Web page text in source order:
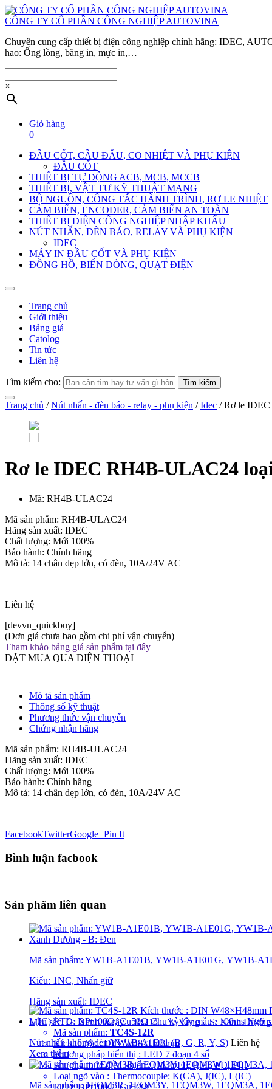
CÔNG TY CỔ PHẦN CÔNG NGHIỆP AUTOVINA
Chuyên cung cấp thiết bị điện công nghiệp chính hãng: IDEC,
hao: Ống lồng, băng in, mực in,…
×
Giỏ hàng
0
ĐẦU CỐT, CẦU ĐẤU, CO NHIỆT VÀ PHỤ KIỆN
ĐẦU CỐT
THIẾT BỊ TỰ ĐỘNG ACB, MCB, MCCB
THIẾT BỊ, VẬT TƯ KỸ THUẬT MẠNG
BỘ NGUỒN, CÔNG TẮC HÀNH TRÌNH, RƠ LE NHIỆT
CẢM BIẾN, ENCODER, CẢM BIẾN AN TOÀN
THIẾT BỊ ĐIỆN CÔNG NGHIỆP NHẬP KHẨU
NÚT NHẤN, ĐÈN BÁO, RELAY VÀ PHỤ KIỆN
IDEC
MÁY IN ĐẦU CỐT VÀ PHỤ KIỆN
ĐỒNG HỒ, BIẾN DÒNG, QUẠT ĐIỆN
Trang chủ
Giới thiệu
Bảng giá
Catolog
Tin tức
Liên hệ
Tìm kiếm cho:
Trang chủ /Nút nhấn - đèn báo - relay - phụ kiện /Idec / Rơ le
Rơ le IDEC RH4B-ULAC24
Mã: RH4B-ULAC24
Mã sản phẩm: RH4B-ULAC24
Hãng sản xuất: IDEC
Chất lượng: Mới 100%
Bảo hành: Chính hãng
Mô tả: 14 chân dẹp lớn, có đèn, 10A/24V AC
Liên hệ
[devvn_quickbuy]
(Đơn giá chưa bao gồm chi phí vận chuyển)
Tham khảo bảng giá sản phẩm tại đây
ĐẶT MUA QUA ĐIỆN THOẠI
Mô tả sản phẩm
Thông số kỹ thuật
Phương thức vận chuyển
Chứng nhận hãng
Mã sản phẩm: RH4B-ULAC24
Hãng sản xuất: IDEC
Chất lượng: Mới 100%
Bảo hành: Chính hãng
Mô tả: 14 chân dẹp lớn, có đèn, 10A/24V AC
FacebookTwitterGoogle+Pin It
Bình luận facbook
Sản phẩm liên quan
Mã sản phẩm: YW1B-A1E01B, YW1B-A1E01G, YW1B-
Kiểu: 1NC, Nhấn giữ
Hãng sản xuất: IDEC
Mầu sắc: G: Xanh lá cây – R: Đỏ – Y: Vàng – S: Xanh
Nút nhấn không đèn YW1B-A1E01 (B, G, R, Y, S) Liên hệ
Xem thêm
Mã sản phẩm: 1EQM3R, 1EQM3Y, 1EQM3W, 1EQM3A,
Mã sản phẩm: TC4S-12R
Kích thước : DIN W48×H48mm
Phương pháp hiển thị : LED 7 đoạn 4 số
Phương thức điều khiển : ON/OFF, P, PI, PD, PID
Loại ngõ vào : Thermocouple: K(CA), J(IC), L(IC)